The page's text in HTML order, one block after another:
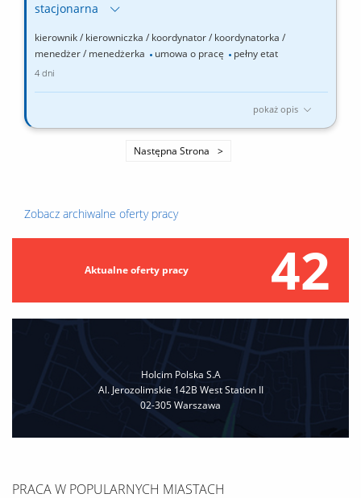
stacjonarna
kierownik / kierowniczka / koordynator / koordynatorka /
menedżer / menedżerka
umowa o pracę pełny etat
4 dni
pokaż opis
Zakres obowiązków: Tworzenie i realizacja strategii zakupowych
oszczędnościowych. Kompleksowe zarządzanie kategorią
Następna Strona
Zobacz archiwalne oferty pracy
Aktualne oferty pracy 42
Holcim Polska S.A
Al. Jerozolimskie 142B West Station II
02-305 Warszawa
PRACA W POPULARNYCH MIASTACH